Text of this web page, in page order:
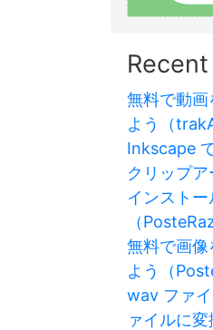
無料で動画
よう（
Inkscape
クリップア
インスト
（
無料で画像
よう（
wav ファ
ァイルに変